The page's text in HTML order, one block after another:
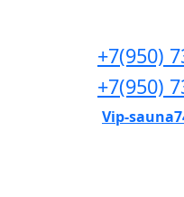
+7(950)
+7(950)
Vip-